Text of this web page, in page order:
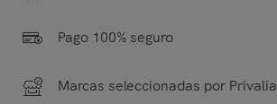
Pago 100% seguro
Marcas seleccionadas por Privalia